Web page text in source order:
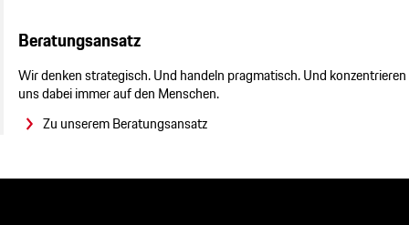
Beratungsansatz
Wir denken strategisch. Und handeln pragmatisch. Und konzentrieren
uns dabei immer auf den Menschen.
Zu unserem Beratungsansatz